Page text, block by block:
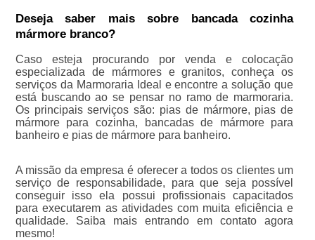
Deseja saber mais sobre bancada cozinha
mármore branco?
Caso esteja procurando por venda e colocação
especializada de mármores e granitos, conheça os
serviços da Marmoraria Ideal e encontre a solução que
está buscando ao se pensar no ramo de marmoraria.
Os principais serviços são: pias de mármore, pias de
mármore para cozinha, bancadas de mármore para
banheiro e pias de mármore para banheiro.
A missão da empresa é oferecer a todos os clientes um
serviço de responsabilidade, para que seja possível
conseguir isso ela possui profissionais capacitados
para executarem as atividades com muita eficiência e
qualidade. Saiba mais entrando em contato agora
mesmo!